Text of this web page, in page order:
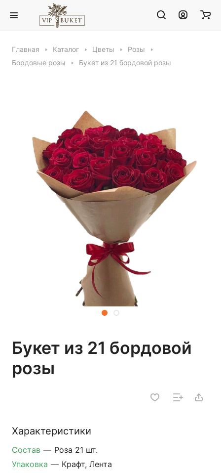
Главная Каталог Цветы
Розы
Бордовые розы
Букет из 21 бордовой розы
Букет из 21 бордовой
розы
Характеристики
Состав — Роза 21 шт.
Упаковка — Крафт, Лента